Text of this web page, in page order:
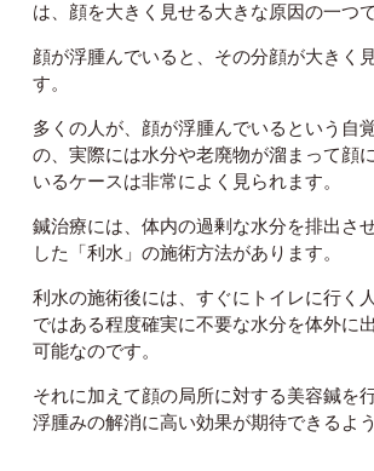
は、顔を大きく見せる大きな原因の一つで
顔が浮腫んでいると、その分顔が大きく
す。
多くの人が、顔が浮腫んでいるという自
の、実際には水分や老廃物が溜まって顔
いるケースは非常によく見られます。
鍼治療には、体内の過剰な水分を排出さ
した「利水」の施術方法があります。
利水の施術後には、すぐにトイレに行く
ではある程度確実に不要な水分を体外に
可能なのです。
それに加えて顔の局所に対する美容鍼を
浮腫みの解消に高い効果が期待できるよ